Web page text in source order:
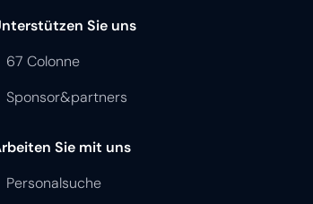
67 Colonne
Sponsor&partners
Arbeiten Sie mit uns
Personalsuche
Ausschreibungen und Aufträge